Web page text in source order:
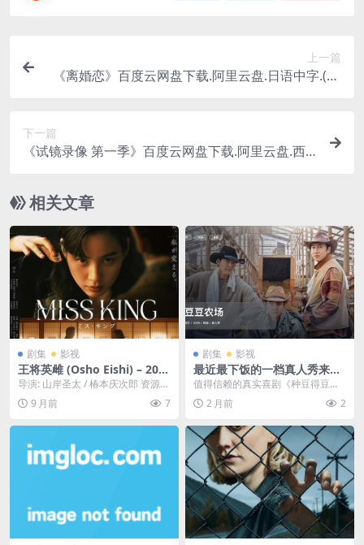
上一篇
《离婚恋》百度云网盘下载.阿里云盘.日语中字.(20
下一篇
《试镜录像 第一季》百度云网盘下载.阿里云盘.西
相关文章
剧集 影视
王将英雌 (Osho Eishi) – 202
5 – 剧情/动作 – 1080P清晰度
大幅升级 – 夸克网盘/百度网
盘免费下载
导演: 山岸圣太 / 椿本庆次郎 资源下
载：王将英雌下载阿里云盘,百度云
盘,免费...
9 月前 7
剧集 影视
最近最下饭的一档真人秀来
了！《豆豆农场》 2026 中文
字幕 未删减 限时转存
值得信赖的真实喜剧《种豆得豆》
系列强势回归！这次，他们来到了
农场。真朋友三人组李...
2 月前 2